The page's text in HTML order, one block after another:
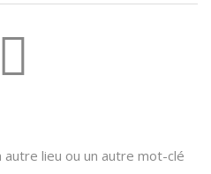
lieu ou un autre mot-clé